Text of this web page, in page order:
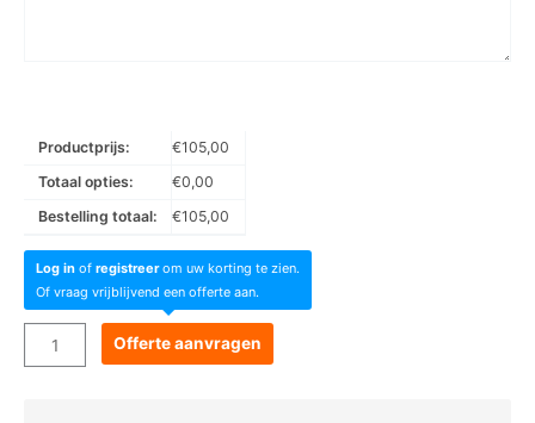
Productprijs: €105,00
Totaal opties:
€0,00
Bestelling totaal:
€105,00
Log in of registreerom uw korting te zien.
Of vraag vrijblijvend een offerte aan.
Goboservice
-
Offerte aanvragen